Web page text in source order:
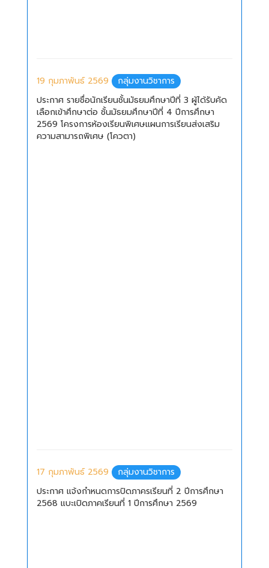
19 กุมภาพันธ์ 2569
กลุ่มงานวิชาการ
ประกาศ รายชื่อนักเรียนชั้นมัธยมศึกษาปีที่ 3 ผู้ได้รับคัด
เลือกเข้าศึกษาต่อ ชั้นมัธยมศึกษาปีที่ 4 ปีการศึกษา
2569 โครงการห้องเรียนพิเศษแผนการเรียนส่งเสริม
ความสามารถพิเศษ (โควตา)
17 กุมภาพันธ์ 2569
กลุ่มงานวิชาการ
ประกาศ แจ้งกำหนดการปิดภาครเรียนที่ 2 ปีการศึกษา
2568 แบะเปิดภาคเรียนที่ 1 ปีการศึกษา 2569